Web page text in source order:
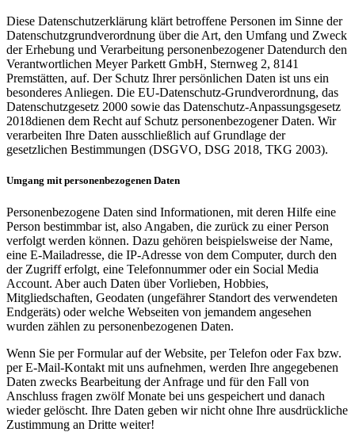
Diese Datenschutzerklärung klärt betroffene Personen im Sinne der
Datenschutzgrundverordnung über die Art, den Umfang und Zweck
der Erhebung und Verarbeitung personenbezogener Datendurch den
Verantwortlichen Meyer Parkett GmbH, Sternweg 2, 8141
Premstätten, auf. Der Schutz Ihrer persönlichen Daten ist uns ein
besonderes Anliegen. Die EU-Datenschutz-Grundverordnung, das
Datenschutzgesetz 2000 sowie das Datenschutz-Anpassungsgesetz
2018dienen dem Recht auf Schutz personenbezogener Daten. Wir
verarbeiten Ihre Daten ausschließlich auf Grundlage der
gesetzlichen Bestimmungen (DSGVO, DSG 2018, TKG 2003).
Umgang mit personenbezogenen Daten
Personenbezogene Daten sind Informationen, mit deren Hilfe eine
Person bestimmbar ist, also Angaben, die zurück zu einer Person
verfolgt werden können. Dazu gehören beispielsweise der Name,
eine E-Mailadresse, die IP-Adresse von dem Computer, durch den
der Zugriff erfolgt, eine Telefonnummer oder ein Social Media
Account. Aber auch Daten über Vorlieben, Hobbies,
Mitgliedschaften, Geodaten (ungefährer Standort des verwendeten
Endgeräts) oder welche Webseiten von jemandem angesehen
wurden zählen zu personenbezogenen Daten.
Wenn Sie per Formular auf der Website, per Telefon oder Fax bzw.
per E-Mail-Kontakt mit uns aufnehmen, werden Ihre angegebenen
Daten zwecks Bearbeitung der Anfrage und für den Fall von
Anschluss fragen zwölf Monate bei uns gespeichert und danach
wieder gelöscht. Ihre Daten geben wir nicht ohne Ihre ausdrückliche
Zustimmung an Dritte weiter!